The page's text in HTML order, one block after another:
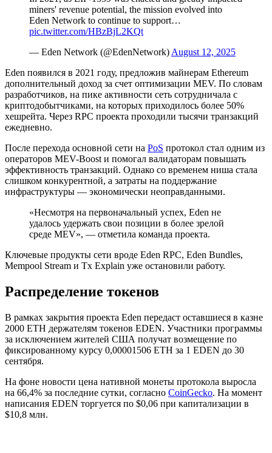
miners' revenue potential, the mission evolved into
Eden Network to continue to support…
pic.twitter.com/HBzBjL2KQt
— Eden Network (@EdenNetwork) August 12, 2025
Eden появился в 2021 году, предложив майнерам Ethereum
дополнительный доход за счет оптимизации MEV. По словам
разработчиков, на пике активности сеть сотрудничала с
криптодобытчиками, на которых приходилось более 50%
хешрейта. Через RPC проекта проходили тысячи транзакций
ежедневно.
После перехода основной сети на PoS протокол стал одним из
операторов MEV-Boost и помогал валидаторам повышать
эффективность транзакций. Однако со временем ниша стала
слишком конкурентной, а затраты на поддержание
инфраструктуры — экономически неоправданными.
«Несмотря на первоначальный успех, Eden не
удалось удержать свои позиции в более зрелой
среде MEV», — отметила команда проекта.
Ключевые продукты сети вроде Eden RPC, Eden Bundles,
Mempool Stream и Tx Explain уже остановили работу.
Распределение токенов
В рамках закрытия проекта Eden передаст оставшиеся в казне
2000 ETH держателям токенов EDEN. Участники программы
за исключением жителей США получат возмещение по
фиксированному курсу 0,00001506 ETH за 1 EDEN до 30
сентября.
На фоне новости цена нативной монеты протокола выросла
на 66,4% за последние сутки, согласно CoinGecko. На момент
написания EDEN торгуется по $0,06 при капитализации в
$10,8 млн.